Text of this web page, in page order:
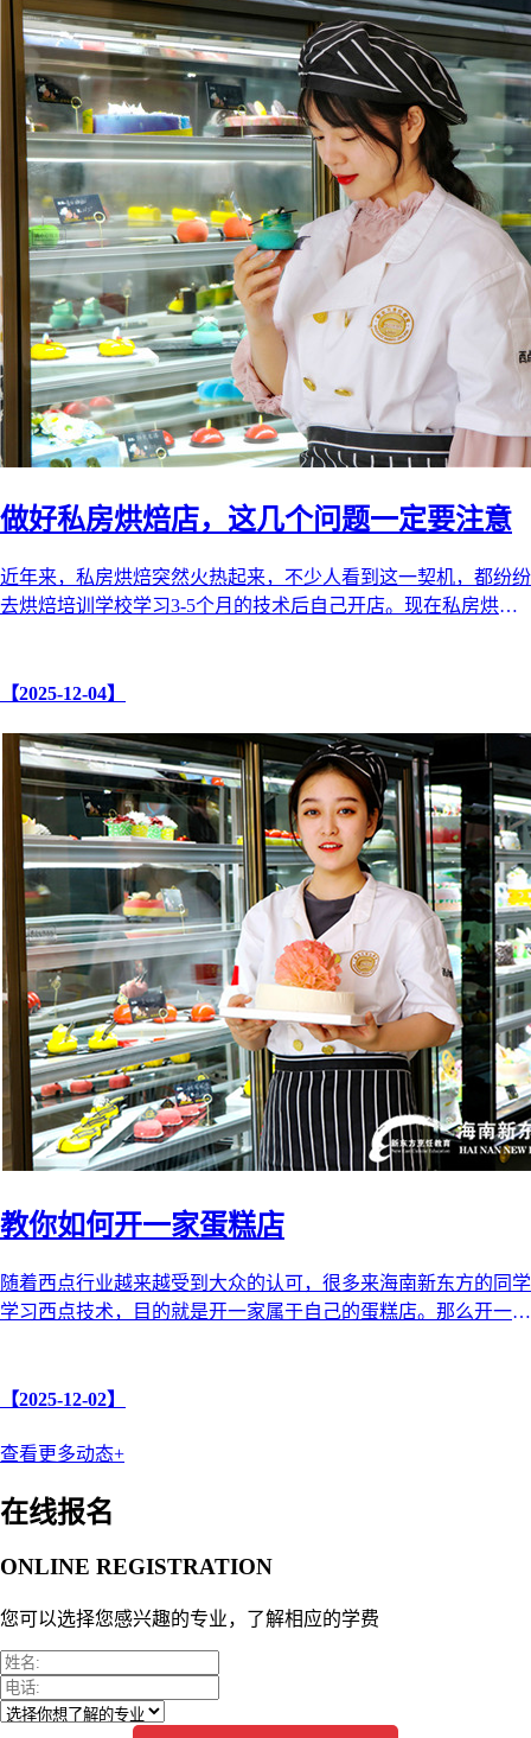
做好私房烘焙店，这几个问题一定要注意
近年来，私房烘焙突然火热起来，不少人看到这一契机，都纷纷
去烘焙培训学校学习3-5个月的技术后自己开店。现在私房烘焙
【2025-12-04】
教你如何开一家蛋糕店
随着西点行业越来越受到大众的认可，很多来海南新东方的同学
学习西点技术，目的就是开一家属于自己的蛋糕店。那么开一家
【2025-12-02】
查看更多动态+
在线报名
ONLINE REGISTRATION
您可以选择您感兴趣的专业，了解相应的学费